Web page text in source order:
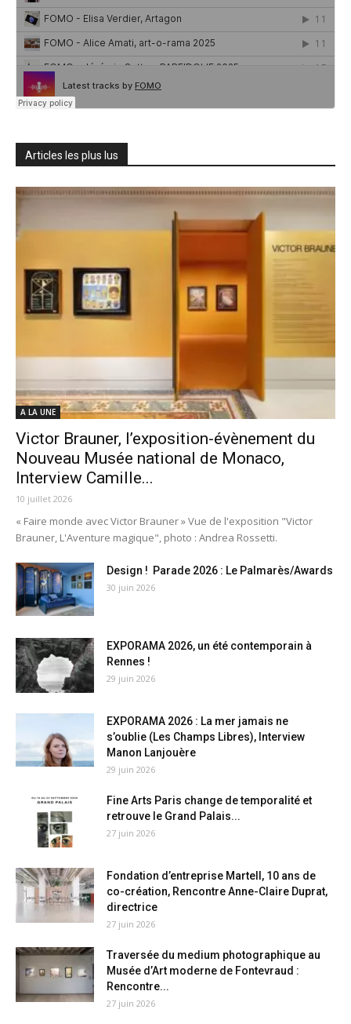
Articles les plus lus
A LA UNE
Victor Brauner, l’exposition-évènement du
Nouveau Musée national de Monaco,
Interview Camille...
10 juillet 2026
« Faire monde avec Victor Brauner » Vue de l'exposition "Victor
Brauner, L'Aventure magique", photo : Andrea Rossetti.
Design ! Parade 2026 : Le Palmarès/Awards
30 juin 2026
EXPORAMA 2026, un été contemporain à
Rennes !
29 juin 2026
EXPORAMA 2026 : La mer jamais ne
s’oublie (Les Champs Libres), Interview
Manon Lanjouère
29 juin 2026
Fine Arts Paris change de temporalité et
retrouve le Grand Palais...
27 juin 2026
Fondation d’entreprise Martell, 10 ans de
co-création, Rencontre Anne-Claire Duprat,
directrice
27 juin 2026
Traversée du medium photographique au
Musée d’Art moderne de Fontevraud :
Rencontre...
27 juin 2026